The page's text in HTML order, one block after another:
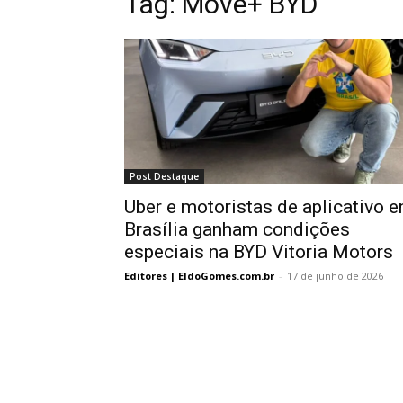
Post Destaque
Uber e motoristas de aplicativo
Brasília ganham condições
especiais na BYD Vitoria Motors
Editores | EldoGomes.com.br - 17 de junho de 2026